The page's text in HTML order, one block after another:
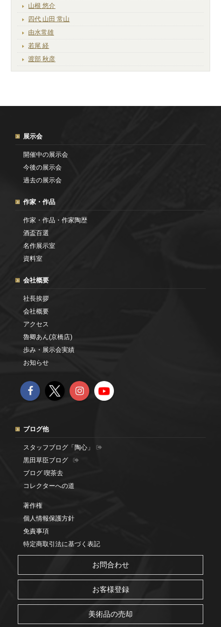
山根 悠介
四代 山田 常山
由水常雄
若尾 経
渡部 秋彦
展示会
開催中の展示会
今後の展示会
過去の展示会
作家・作品
作家・作品・作家陶歴
酒盃百選
名作展示室
資料室
会社概要
社長挨拶
会社概要
アクセス
魯卿あん(京橋店)
歩み・展示会実績
お知らせ
ブログ他
スタッフブログ「陶心」
黒田草臣ブログ
ブログ 喫茶去
コレクターへの道
著作権
個人情報保護方針
免責事項
特定商取引法に基づく表記
お問合わせ
お客様登録
美術品の売却